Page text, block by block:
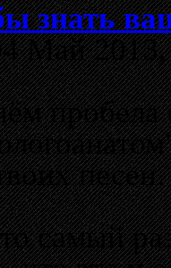
знать
Май 2013,
пробела
песен.
самый